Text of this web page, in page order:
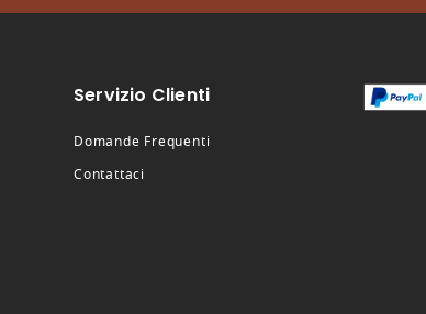
Servizio Clienti
Domande Frequenti
Contattaci